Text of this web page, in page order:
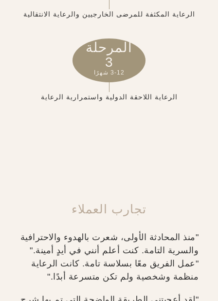
الرعاية المكثفة للمرضى الخارجيين والرعاية الانتقالية
المرحلة
3
3-12 شهرًا
الرعاية اللاحقة الدولية واستمرارية الرعاية
تجارب العملاء
"منذ المحادثة الأولى، شعرت بالهدوء والاحترافية
والسرية التامة. كنت أعلم أنني في أيدٍ أمينة."
"عمل الفريق معًا بسلاسة تامة. كانت الرعاية
منظمة وشخصية ولم تكن متسرعة أبدًا."